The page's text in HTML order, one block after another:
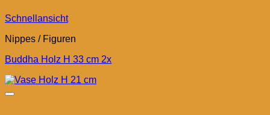
Schnellansicht
Nippes / Figuren
Buddha Holz H 33 cm 2x